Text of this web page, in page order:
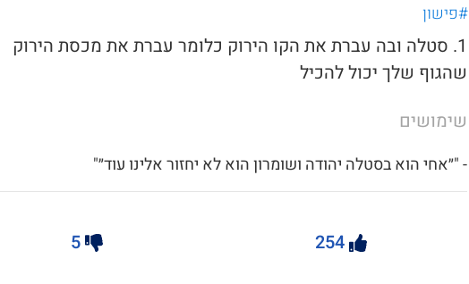
#פישון
1. סטלה ובה עברת את הקו הירוק כלומר עברת את מכסת הירוק
שהגוף שלך יכול להכיל
שימושים
- "״אחי הוא בסטלה יהודה ושומרון הוא לא יחזור אלינו עוד״"
254
5